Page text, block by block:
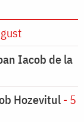
Iacob de la
Hozevitul- 5